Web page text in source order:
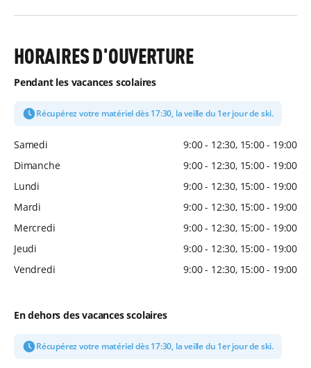
HORAIRES D'OUVERTURE
Pendant les vacances scolaires
Récupérez votre matériel dès 17:30, la veille du 1er jour de ski.
Samedi
9:00 - 12:30, 15:00 - 19:00
Dimanche
9:00 - 12:30, 15:00 - 19:00
Lundi
9:00 - 12:30, 15:00 - 19:00
Mardi
9:00 - 12:30, 15:00 - 19:00
Mercredi
9:00 - 12:30, 15:00 - 19:00
Jeudi
9:00 - 12:30, 15:00 - 19:00
Vendredi
9:00 - 12:30, 15:00 - 19:00
En dehors des vacances scolaires
Récupérez votre matériel dès 17:30, la veille du 1er jour de ski.